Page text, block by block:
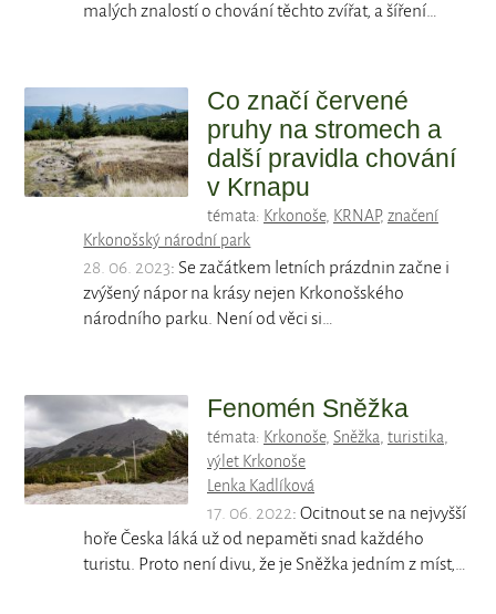
malých znalostí o chování těchto zvířat, a šíření…
Co značí červené
pruhy na stromech a
další pravidla chování
v Krnapu
témata: Krkonoše, KRNAP, značení
Krkonošský národní park
28. 06. 2023: Se začátkem letních prázdnin začne i
zvýšený nápor na krásy nejen Krkonošského
národního parku. Není od věci si…
Fenomén Sněžka
témata: Krkonoše, Sněžka, turistika,
výlet Krkonoše
Lenka Kadlíková
17. 06. 2022: Ocitnout se na nejvyšší
hoře Česka láká už od nepaměti snad každého
turistu. Proto není divu, že je Sněžka jedním z míst,…